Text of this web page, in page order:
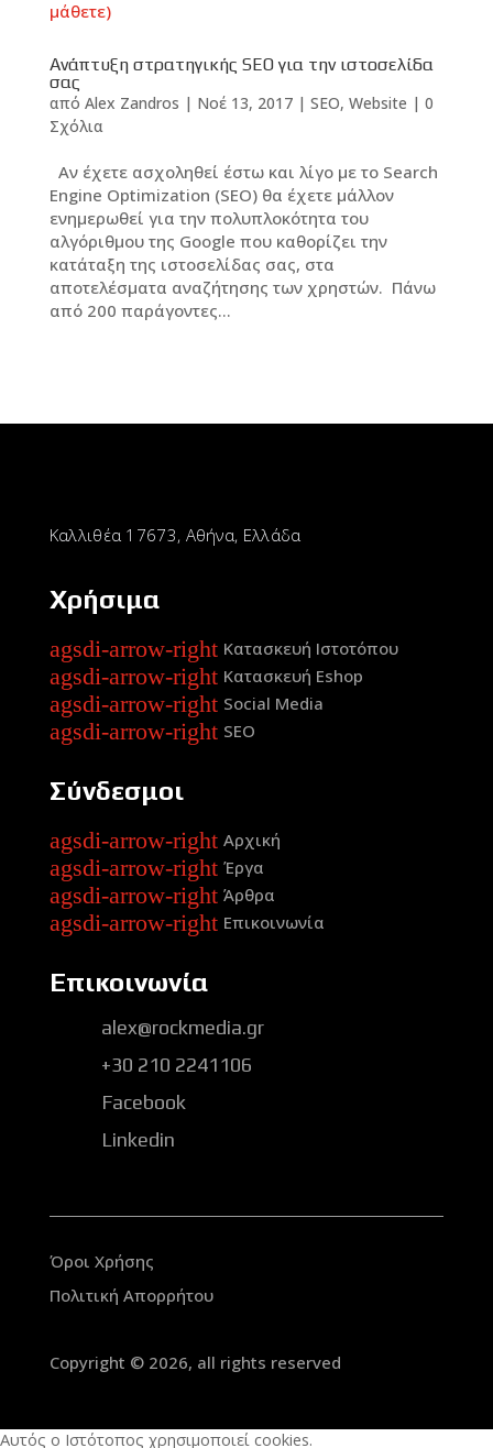
Ανάπτυξη στρατηγικής SEO για την ιστοσελίδα
σας
από Alex Zandros | Νοέ 13, 2017| SEO, Website | 0
Σχόλια
Αν έχετε ασχοληθεί έστω και λίγο με το Search
Engine Optimization (SEO) θα έχετε μάλλον
ενημερωθεί για την πολυπλοκότητα του
αλγόριθμου της Google που καθορίζει την
κατάταξη της ιστοσελίδας σας, στα
αποτελέσματα αναζήτησης των χρηστών. Πάνω
από 200 παράγοντες...
Καλλιθέα 17673, Αθήνα, Ελλάδα
Χρήσιμα
agsdi-arrow-right Κατασκευή Ιστοτόπου
agsdi-arrow-right Κατασκευή Eshop
agsdi-arrow-right Social Media
agsdi-arrow-right SEO
Σύνδεσμοι
agsdi-arrow-right Αρχική
agsdi-arrow-right Έργα
agsdi-arrow-right Άρθρα
agsdi-arrow-right Επικοινωνία
Επικοινωνία
alex@rockmedia.gr
+30 210 2241106
Facebook
Linkedin
Copyright © 2026, all rights reserved
Πολιτική Απορρήτου
Όροι Χρήσης
Αυτός ο Ιστότοπος χρησιμοποιεί cookies.